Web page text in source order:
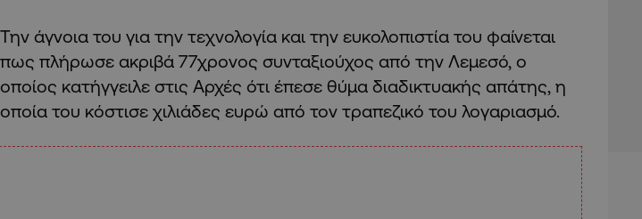
Την άγνοια του για την τεχνολογία και την ευκολοπιστία του φαίνεται
πως πλήρωσε ακριβά 77χρονος συνταξιούχος από την Λεμεσό, ο
οποίος κατήγγειλε στις Αρχές ότι έπεσε θύμα διαδικτυακής απάτης, η
οποία του κόστισε χιλιάδες ευρώ από τον τραπεζικό του λογαριασμό.